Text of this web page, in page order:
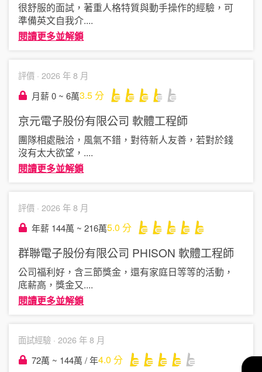
很舒服的面試，著重人格特質與動手操作的經驗，可
準備英文自我介....
閱讀更多並解鎖
評價 · 2026 年 8 月
月薪 0 ~ 6萬3.5分
京元電子股份有限公司 軟體工程師
團隊相處融洽，風氣不錯，對待新人友善，若對於錢
沒有太大欲望， ....
閱讀更多並解鎖
評價 · 2026 年 8 月
年薪 144萬 ~ 216萬5.0 分
群聯電子股份有限公司 PHISON 軟體工程師
公司福利好，含三節獎金，還有家庭日等等的活動，
底薪高，獎金又....
閱讀更多並解鎖
面試經驗 · 2026 年 8 月
72萬 ~ 144萬 / 年4.0 分